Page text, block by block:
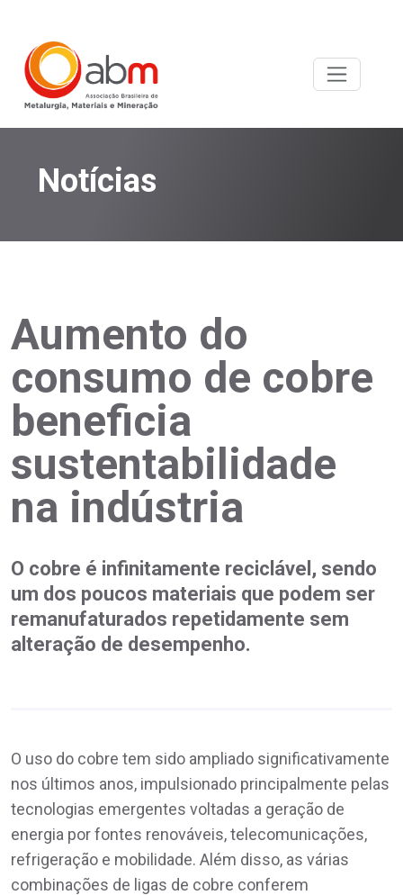
Notícias
Aumento do
consumo de cobre
beneficia
sustentabilidade
na indústria
O cobre é infinitamente reciclável, sendo
um dos poucos materiais que podem ser
remanufaturados repetidamente sem
alteração de desempenho.
O uso do cobre tem sido ampliado significativamente
nos últimos anos, impulsionado principalmente pelas
tecnologias emergentes voltadas a geração de
energia por fontes renováveis, telecomunicações,
refrigeração e mobilidade. Além disso, as várias
combinações de ligas de cobre conferem